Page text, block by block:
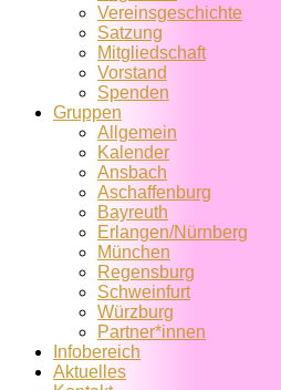
Vereins­geschichte
Satzung
Mitglied­schaft
Vorstand
Spenden
Gruppen
Allgemein
Kalender
Ansbach
Aschaffenburg
Bayreuth
Erlangen/Nürnberg
München
Regensburg
Schweinfurt
Würzburg
Partner*innen
Infobereich
Aktuelles